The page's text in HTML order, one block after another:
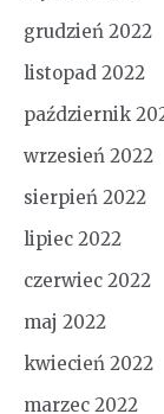
grudzień 2022
listopad 2022
październik
wrzesień 2022
sierpień 2022
lipiec 2022
czerwiec 2022
maj 2022
kwiecień 2022
marzec 2022